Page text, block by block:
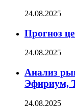
24.08.2025
Прогноз
24.08.2025
Анализ
Эфириум,
24.08.2025